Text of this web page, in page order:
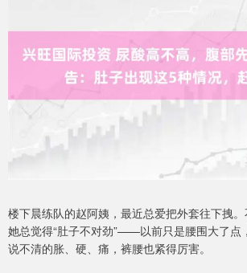
楼下晨练队的赵阿姨，最近总爱把外套往下拽
她总觉得“肚子不对劲”——以前只是腰围大了点
说不清的胀、硬、痛，裤腰也紧得厉害。